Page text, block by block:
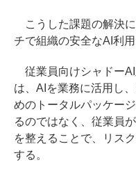
こうした課題の解決
チで組織の安全なAI利用
従業員向けシャドー
は、AIを業務に活用し
めのトータルパッケー
るのではなく、従業員
を整えることで、リス
する。